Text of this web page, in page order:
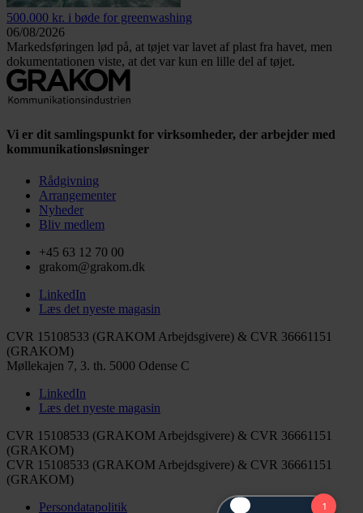
500.000 kr. i bøde for greenwashing
06/08/2026
Markedsføringen lød på, at tøjet var lavet af plast fra havet, men
dokumentationen viste, at det var kun en lille del af tøjet.
Vi er dit samlingspunkt for virksomheder, der arbejder med
kommunikationsløsninger
Rådgivning
Arrangementer
Nyheder
Bliv medlem
+45 63 12 70 00
grakom@grakom.dk
LinkedIn
Læs det nyeste magasin
CVR 15108533 (GRAKOM Arbejdsgivere) & CVR 36661151
(GRAKOM)
Møllekajen 7, 3. th. 5000 Odense C
LinkedIn
Læs det nyeste magasin
CVR 15108533 (GRAKOM Arbejdsgivere) & CVR 36661151
(GRAKOM)
CVR 15108533 (GRAKOM Arbejdsgivere) & CVR 36661151
(GRAKOM)
Persondatapolitik